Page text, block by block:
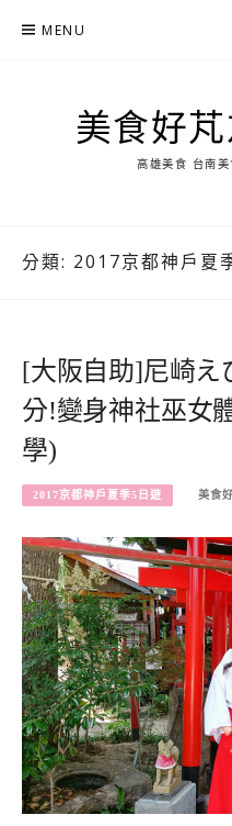
MENU
美食好芃
高雄美食 台南
分類: 2017京都神戶夏
[大阪自助]尼崎え
分!變身神社巫女
學)
2017京都神戶夏季5日遊 美食